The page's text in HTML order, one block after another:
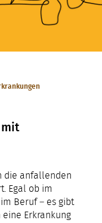
mit
die anfallenden
Egal ob im
Beruf – es gibt
eine Erkrankung